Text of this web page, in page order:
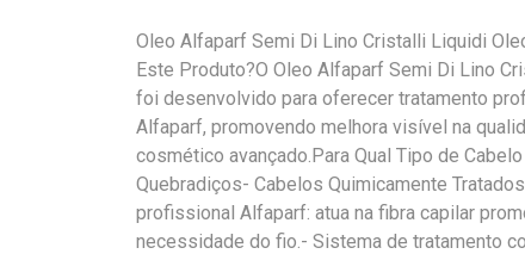
Oleo Alfaparf Semi Di Lino Cristalli Liquidi
Este Produto?O Oleo Alfaparf Semi Di Lino
foi desenvolvido para oferecer tratamento
Alfaparf, promovendo melhora visível na
cosmético avançado.Para Qual Tipo de
Quebradiços- Cabelos Quimicamente
profissional Alfaparf: atua na fibra capilar
necessidade do fio.- Sistema de tratamento